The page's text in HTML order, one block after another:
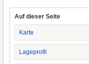
Auf dieser Seite
Karte
Lageprofil